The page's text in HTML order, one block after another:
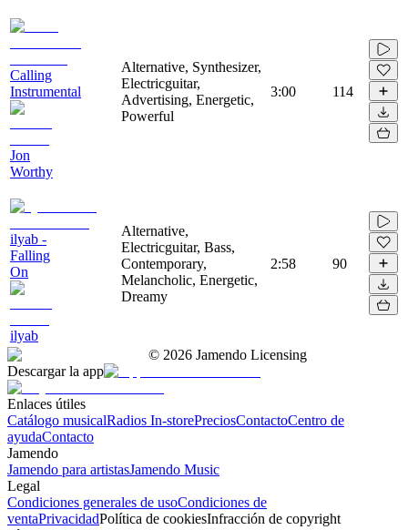
Calling
Instrumental
Jon
Worthy
Alternative, Synthesizer,
Electricguitar,
Advertising, Energetic,
Powerful
3:00 114
ilyab -
Falling
On
ilyab
Alternative,
Electricguitar, Bass,
Contemporary,
Melancholic, Energetic,
Dreamy
2:58 90
© 2026 Jamendo Licensing
Descargar la app
Enlaces útiles
Catálogo musicalRadios In-storePreciosContactoCentro de
ayudaContacto
Jamendo
Jamendo para artistasJamendo Music
Legal
Condiciones generales de usoCondiciones de
ventaPrivacidadPolítica de cookiesInfracción de copyright